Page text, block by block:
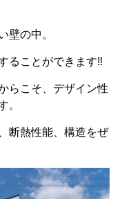
壁の中。
ることができます‼
らこそ、デザイン性
。
断熱性能、構造をぜ